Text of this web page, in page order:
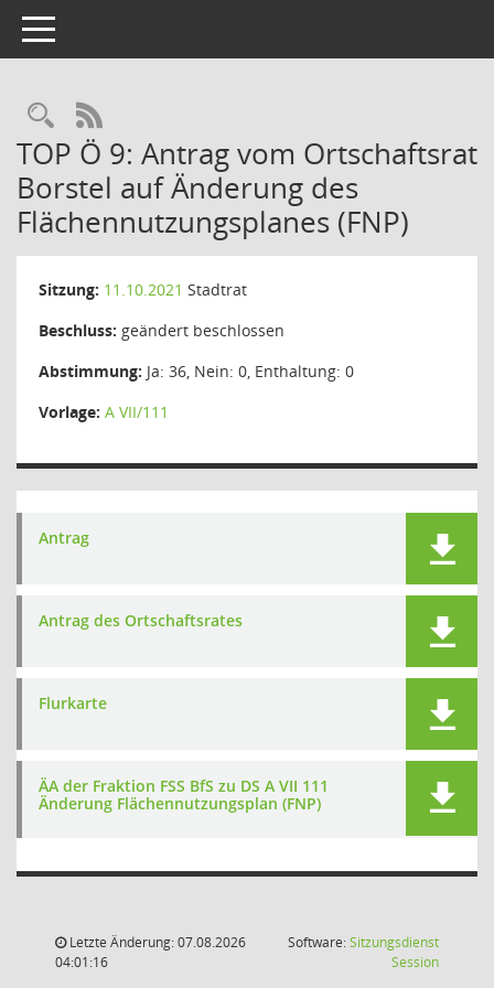
Toggle navigation
Rechercheauswahl
RSS-Feed
TOP Ö 9: Antrag vom Ortschaftsrat
Borstel auf Änderung des
Flächennutzungsplanes (FNP)
Sitzung: 11.10.2021 Stadtrat
Beschluss: geändert beschlossen
Abstimmung: Ja: 36, Nein: 0, Enthaltung: 0
Vorlage: A VII/111
Antrag
Antrag des Ortschaftsrates
Flurkarte
ÄA der Fraktion FSS BfS zu DS A VII 111
Änderung Flächennutzungsplan (FNP)
Letzte Änderung: 07.08.2026
04:01:16
Software:Sitzungsdienst
Session(Wird in